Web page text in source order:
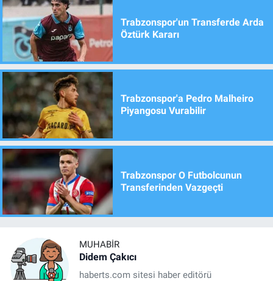
Trabzonspor'un Transferde Arda
Öztürk Kararı
Trabzonspor'a Pedro Malheiro
Piyangosu Vurabilir
Trabzonspor O Futbolcunun
Transferinden Vazgeçti
MUHABIR
Didem Çakıcı
haberts.com sitesi haber editörü